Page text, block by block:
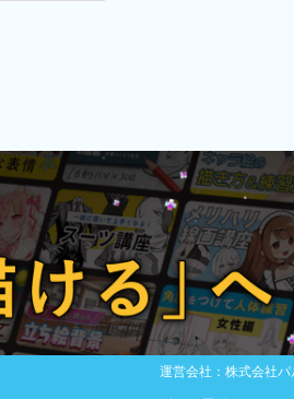
運営会社：株式会社パ